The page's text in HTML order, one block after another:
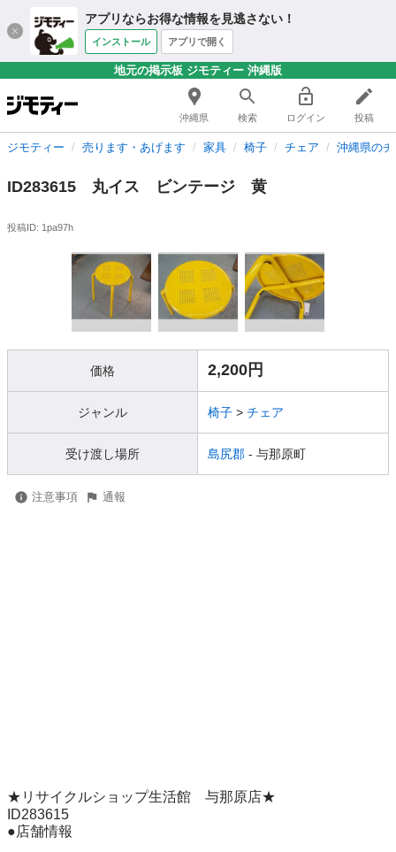
アプリならお得な情報を見逃さない！
インストール アプリで開く
地元の掲示板 ジモティー 沖縄版
沖縄県 検索 ログイン 投稿
ジモティー 売ります・あげます 家具 椅子 チェア 沖縄県の
ID283615 丸イス ビンテージ 黄
投稿ID: 1pa97h
価格 2,200円
ジャンル 椅子 > チェア
受け渡し場所 島尻郡 - 与那原町
注意事項 通報
★リサイクルショップ生活館　与那原店★
ID283615
●店舗情報